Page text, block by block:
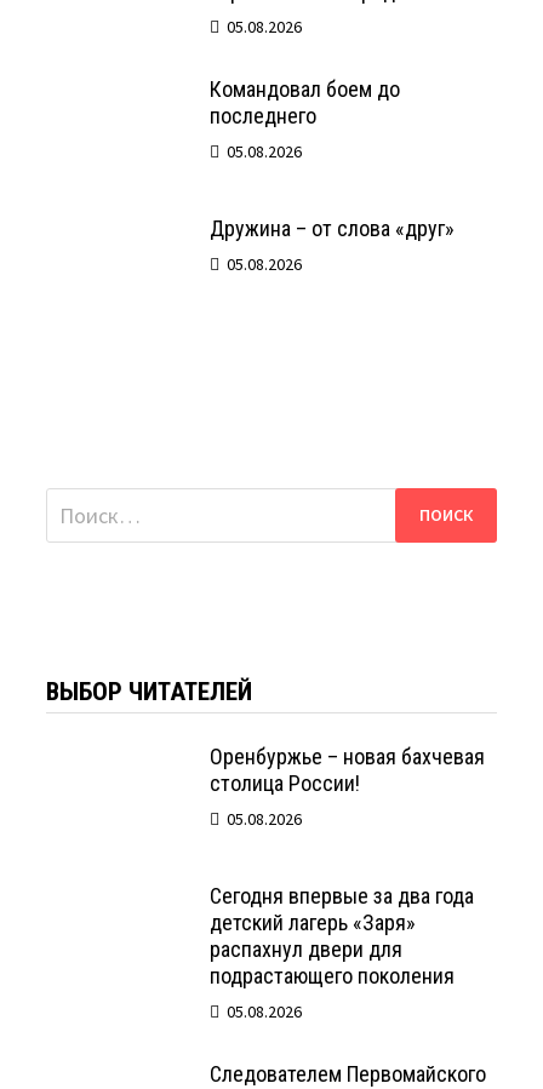
05.08.2026
Командовал боем до
последнего
05.08.2026
Дружина – от слова «друг»
05.08.2026
Найти:
ВЫБОР ЧИТАТЕЛЕЙ
Оренбуржье – новая бахчевая
столица России!
05.08.2026
Сегодня впервые за два года
детский лагерь «Заря»
распахнул двери для
подрастающего поколения
05.08.2026
Следователем Первомайского